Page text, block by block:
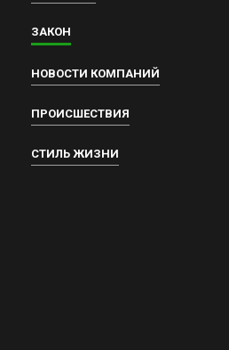
ЗАКОН
НОВОСТИ КОМПАНИЙ
ПРОИСШЕСТВИЯ
СТИЛЬ ЖИЗНИ